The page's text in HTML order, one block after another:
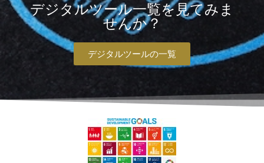
デジタルツール一覧を見てみま
せんか？
デジタルツールの一覧